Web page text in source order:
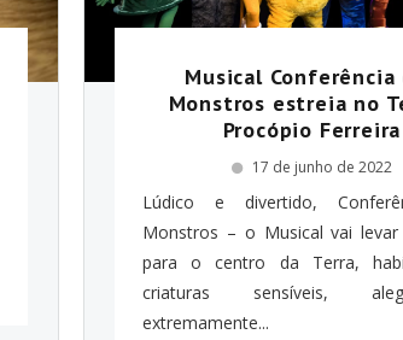
Musical Conferência
Monstros estreia no
Procópio Ferreira
17 de junho de 2022
Lúdico e divertido,
Monstros – o Musical vai
para o centro da Terra,
criaturas sensíveis,
extremamente...